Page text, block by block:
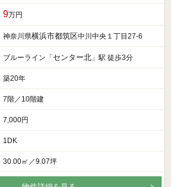
9万円
神奈川県横浜市都筑区中川中央１丁目27-6
ブルーライン「 センター北 」駅 徒歩3分
築20年
7階／10階建
7,000円
1DK
30.00㎡／9.07坪